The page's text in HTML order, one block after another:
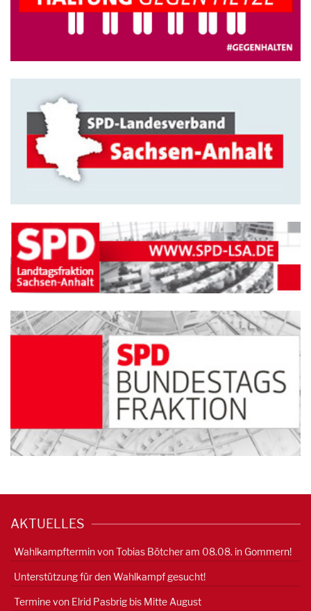
AKTUELLES
Wahlkampftermin von Tobias Bötcher am 08.08. in Gommern!
Unterstützung für den Wahlkampf gesucht!
Termine von Elrid Pasbrig bis Mitte August